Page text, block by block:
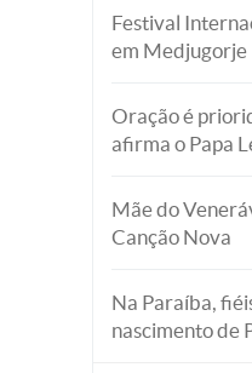
Festival
em Medjugorje
Oração é
afirma o Papa
Mãe do
Canção Nova
Na Paraíba,
nascimento de